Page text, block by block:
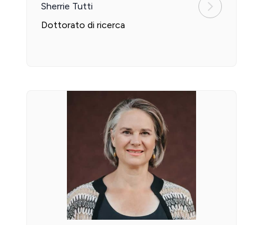
Sherrie Tutti
Dottorato di ricerca